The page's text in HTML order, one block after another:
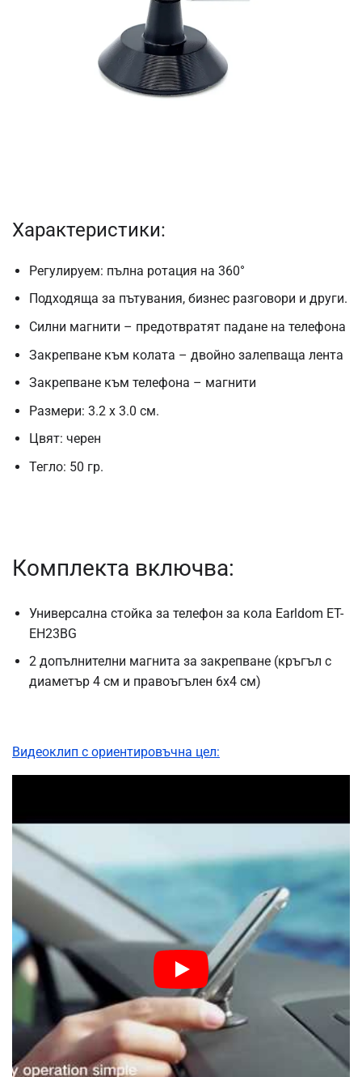
Характеристики:
Регулируем: пълна ротация на 360°
Подходяща за пътувания, бизнес разговори и други.
Силни магнити – предотвратят падане на телефона
Закрепване към колата – двойно залепваща лента
Закрепване към телефона – магнити
Размери: 3.2 х 3.0 см.
Цвят: черен
Тегло: 50 гр.
Комплекта включва:
Универсална стойка за телефон за кола Earldom ET-
EH23BG
2 допълнителни магнита за закрепване (кръгъл с
диаметър 4 см и правоъгълен 6х4 см)
Видеоклип с ориентировъчна цел: